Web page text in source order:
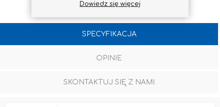
SPECYFIKACJA
OPINIE
SKONTAKTUJ SIĘ Z NAMI
Dowiedz się więcej